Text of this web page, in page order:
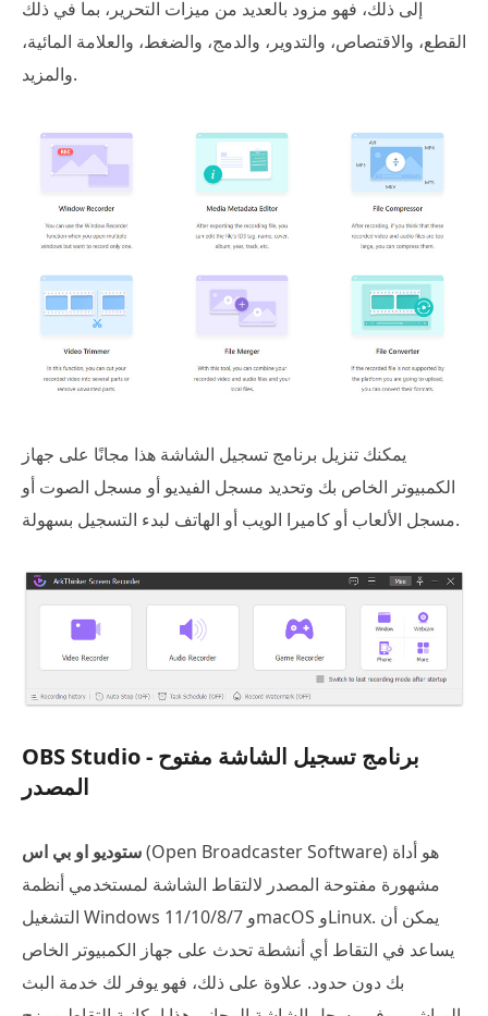
إلى ذلك، فهو مزود بالعديد من ميزات التحرير، بما في ذلك
القطع، والاقتصاص، والتدوير، والدمج، والضغط، والعلامة المائية،
والمزيد.
يمكنك تنزيل برنامج تسجيل الشاشة هذا مجانًا على جهاز
الكمبيوتر الخاص بك وتحديد مسجل الفيديو أو مسجل الصوت أو
مسجل الألعاب أو كاميرا الويب أو الهاتف لبدء التسجيل بسهولة.
OBS Studio - برنامج تسجيل الشاشة مفتوح
المصدر
ستوديو او بي اس(Open Broadcaster Software) هو أداة
مشهورة مفتوحة المصدر لالتقاط الشاشة لمستخدمي أنظمة
التشغيل Windows 11/10/8/7 وmacOS وLinux. يمكن أن
يساعد في التقاط أي أنشطة تحدث على جهاز الكمبيوتر الخاص
بك دون حدود. علاوة على ذلك، فهو يوفر لك خدمة البث